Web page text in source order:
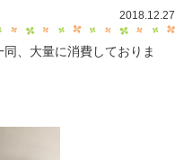
2018.12.27
、大量に消費しておりま